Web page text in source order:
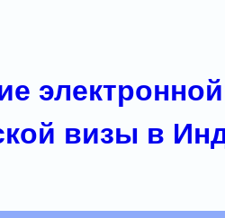
электронной
визы в